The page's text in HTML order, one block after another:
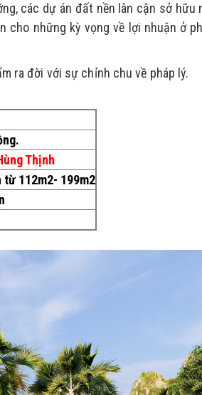
các dự án đất nền lân cận sở hữu
cho những kỳ vọng về lợi nhuận ở
ra đời với sự chỉnh chu về pháp lý.
Thịnh
112m2- 199m2